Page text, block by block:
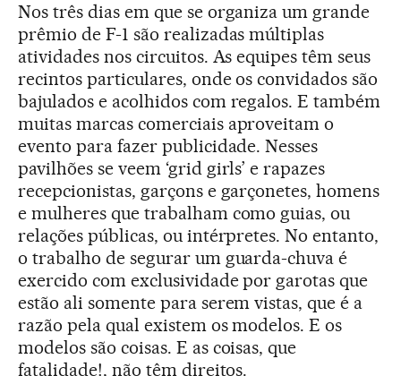
Nos três dias em que se organiza um grande
prêmio de F-1 são realizadas múltiplas
atividades nos circuitos. As equipes têm seus
recintos particulares, onde os convidados são
bajulados e acolhidos com regalos. E também
muitas marcas comerciais aproveitam o
evento para fazer publicidade. Nesses
pavilhões se veem ‘grid girls’ e rapazes
recepcionistas, garçons e garçonetes, homens
e mulheres que trabalham como guias, ou
relações públicas, ou intérpretes. No entanto,
o trabalho de segurar um guarda-chuva é
exercido com exclusividade por garotas que
estão ali somente para serem vistas, que é a
razão pela qual existem os modelos. E os
modelos são coisas. E as coisas, que
fatalidade!, não têm direitos.